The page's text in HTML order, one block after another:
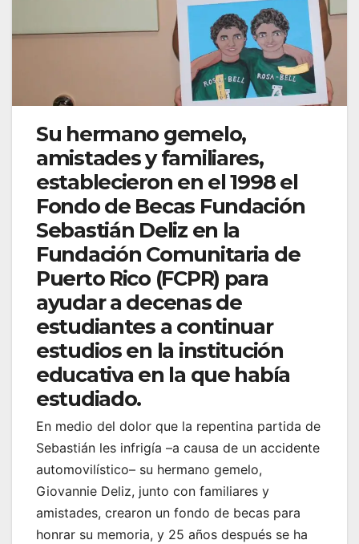
Su hermano gemelo,
amistades y familiares,
establecieron en el 1998 el
Fondo de Becas Fundación
Sebastián Deliz en la
Fundación Comunitaria de
Puerto Rico (FCPR) para
ayudar a decenas de
estudiantes a continuar
estudios en la institución
educativa en la que había
estudiado.
En medio del dolor que la repentina partida de
Sebastián les infrigía –a causa de un accidente
automovilístico– su hermano gemelo,
Giovannie Deliz, junto con familiares y
amistades, crearon un fondo de becas para
honrar su memoria, y 25 años después se ha